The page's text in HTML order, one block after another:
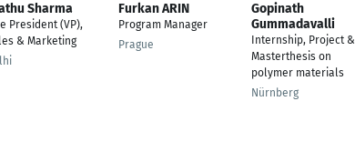
Sharma
President (VP),
& Marketing
Furkan ARIN
Program Manager
Prague
Gopinath
Gummadavalli
Internship, Project &
Masterthesis on
polymer materials
Nürnberg